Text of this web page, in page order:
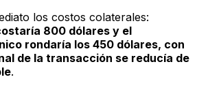
los costos colaterales:
800 dólares y el
rondaría los 450 dólares, con
de la transacción se reducía de
.